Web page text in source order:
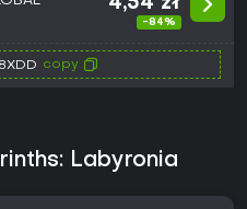
-84%
copy
Labyronia